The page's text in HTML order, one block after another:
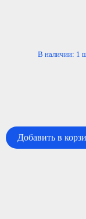
В наличии: 1
Добавить в